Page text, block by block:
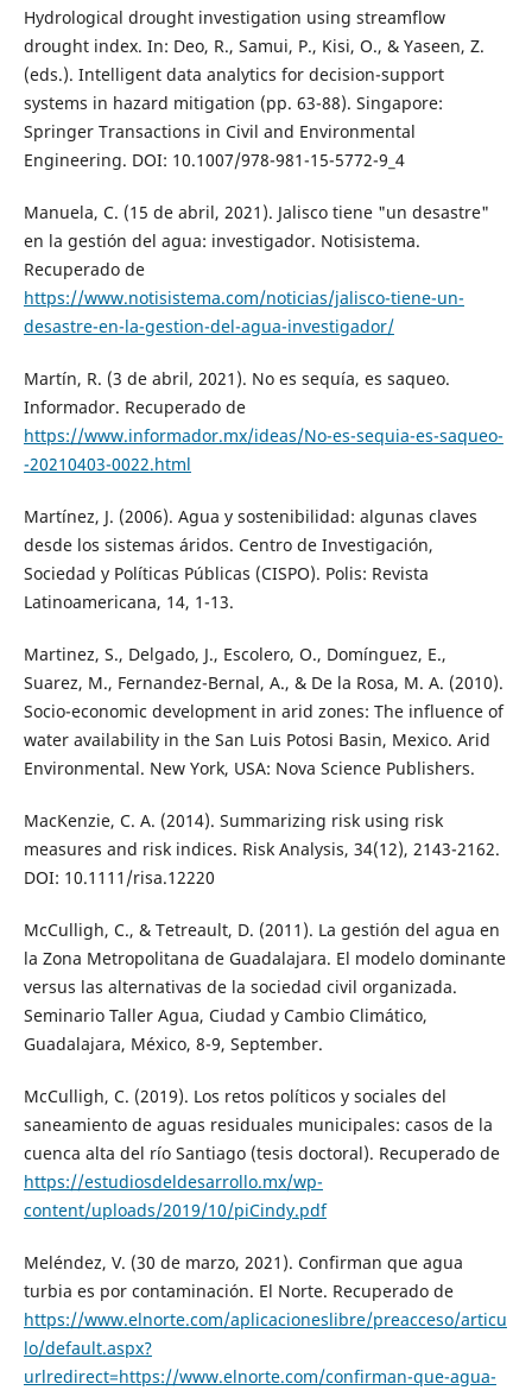
Hydrological drought investigation using streamflow
drought index. In: Deo, R., Samui, P., Kisi, O., & Yaseen, Z.
(eds.). Intelligent data analytics for decision-support
systems in hazard mitigation (pp. 63-88). Singapore:
Springer Transactions in Civil and Environmental
Engineering. DOI: 10.1007/978-981-15-5772-9_4
Manuela, C. (15 de abril, 2021). Jalisco tiene "un desastre"
en la gestión del agua: investigador. Notisistema.
Recuperado de
https://www.notisistema.com/noticias/jalisco-tiene-un-
desastre-en-la-gestion-del-agua-investigador/
Martín, R. (3 de abril, 2021). No es sequía, es saqueo.
Informador. Recuperado de
https://www.informador.mx/ideas/No-es-sequia-es-saqueo-
-20210403-0022.html
Martínez, J. (2006). Agua y sostenibilidad: algunas claves
desde los sistemas áridos. Centro de Investigación,
Sociedad y Políticas Públicas (CISPO). Polis: Revista
Latinoamericana, 14, 1-13.
Martinez, S., Delgado, J., Escolero, O., Domínguez, E.,
Suarez, M., Fernandez-Bernal, A., & De la Rosa, M. A. (2010).
Socio-economic development in arid zones: The influence of
water availability in the San Luis Potosi Basin, Mexico. Arid
Environmental. New York, USA: Nova Science Publishers.
MacKenzie, C. A. (2014). Summarizing risk using risk
measures and risk indices. Risk Analysis, 34(12), 2143-2162.
DOI: 10.1111/risa.12220
McCulligh, C., & Tetreault, D. (2011). La gestión del agua en
la Zona Metropolitana de Guadalajara. El modelo dominante
versus las alternativas de la sociedad civil organizada.
Seminario Taller Agua, Ciudad y Cambio Climático,
Guadalajara, México, 8-9, September.
McCulligh, C. (2019). Los retos políticos y sociales del
saneamiento de aguas residuales municipales: casos de la
cuenca alta del rí­o Santiago (tesis doctoral). Recuperado de
https://estudiosdeldesarrollo.mx/wp-
content/uploads/2019/10/piCindy.pdf
Meléndez, V. (30 de marzo, 2021). Confirman que agua
turbia es por contaminación. El Norte. Recuperado de
https://www.elnorte.com/aplicacioneslibre/preacceso/articu
lo/default.aspx?
urlredirect=https://www.elnorte.com/confirman-que-agua-